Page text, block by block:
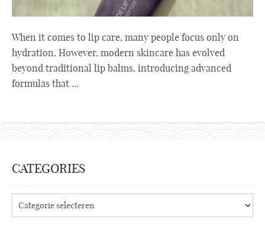
When it comes to lip care, many people focus only on
hydration. However, modern skincare has evolved
beyond traditional lip balms, introducing advanced
formulas that ...
CATEGORIES